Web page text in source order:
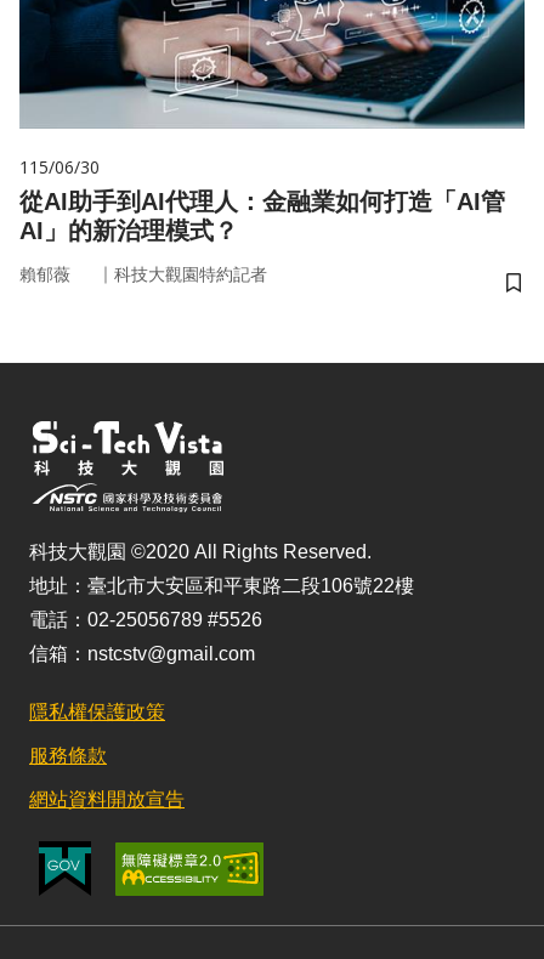
115/06/30
從AI助手到AI代理人：金融業如何打造「AI管
AI」的新治理模式？
賴郁薇 ｜ 科技大觀園特約記者
儲
科技大觀園 ©2020 All Rights Reserved.
地址：臺北市大安區和平東路二段106號22樓
電話：02-25056789 #5526
信箱：nstcstv@gmail.com
隱私權保護政策
服務條款
網站資料開放宣告